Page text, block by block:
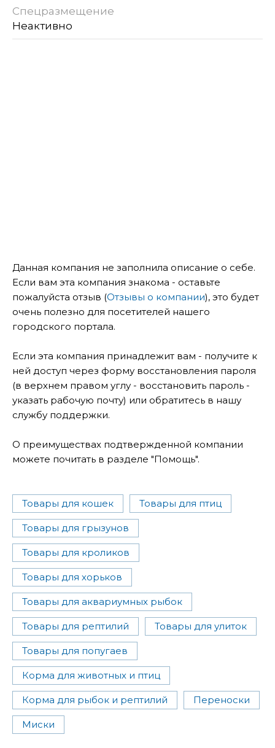
Спецразмещение
Неактивно
Данная компания не заполнила описание о себе.
Если вам эта компания знакома - оставьте
пожалуйста отзыв (Отзывы о компании), это будет
очень полезно для посетителей нашего
городского портала.
Если эта компания принадлежит вам - получите к
ней доступ через форму восстановления пароля
(в верхнем правом углу - восстановить пароль -
указать рабочую почту) или обратитесь в нашу
службу поддержки.
О преимуществах подтвержденной компании
можете почитать в разделе "Помощь".
Товары для кошек Товары для птиц
Товары для грызунов
Товары для кроликов
Товары для хорьков
Товары для аквариумных рыбок
Товары для рептилий Товары для улиток
Товары для попугаев
Корма для животных и птиц
Корма для рыбок и рептилий Переноски
Миски